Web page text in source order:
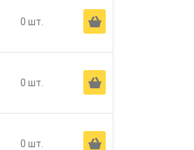
0 шт. Ä
0 шт. Ä
0 шт. Ä